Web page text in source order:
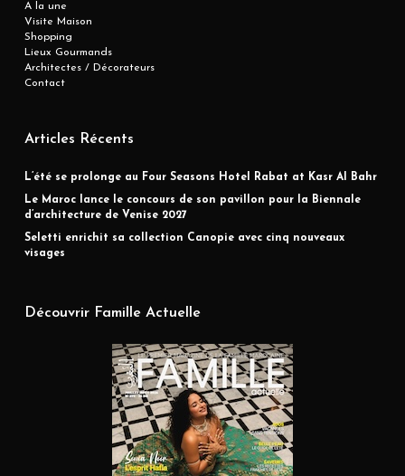
A la une
Visite Maison
Shopping
Lieux Gourmands
Architectes / Décorateurs
Contact
Articles Récents
L’été se prolonge au Four Seasons Hotel Rabat at Kasr Al Bahr
Le Maroc lance le concours de son pavillon pour la Biennale
d’architecture de Venise 2027
Seletti enrichit sa collection Canopie avec cinq nouveaux
visages
Découvrir Famille Actuelle